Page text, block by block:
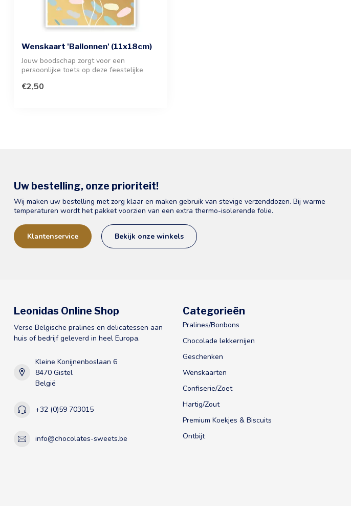
Wenskaart 'Ballonnen' (11x18cm)
Jouw boodschap zorgt voor een
persoonlijke toets op deze feestelijke
€2,50
Uw bestelling, onze prioriteit!
Wij maken uw bestelling met zorg klaar en maken gebruik van stevige verzenddozen. Bij warme
temperaturen wordt het pakket voorzien van een extra thermo-isolerende folie.
Klantenservice Bekijk onze winkels
Leonidas Online Shop
Verse Belgische pralines en delicatessen aan
huis of bedrijf geleverd in heel Europa.
Kleine Konijnenboslaan 6
8470 Gistel
België
+32 (0)59 703015
info@chocolates-sweets.be
Categorieën
Pralines/Bonbons
Chocolade lekkernijen
Geschenken
Wenskaarten
Confiserie/Zoet
Hartig/Zout
Premium Koekjes & Biscuits
Ontbijt